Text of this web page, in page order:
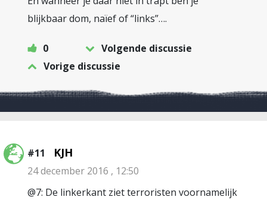
blijkbaar dom, naïef of “links”….
0
Volgende discussie
Vorige discussie
#11 KJH
24 december 2016 , 12:50
@7: De linkerkant ziet terroristen voornamelijk